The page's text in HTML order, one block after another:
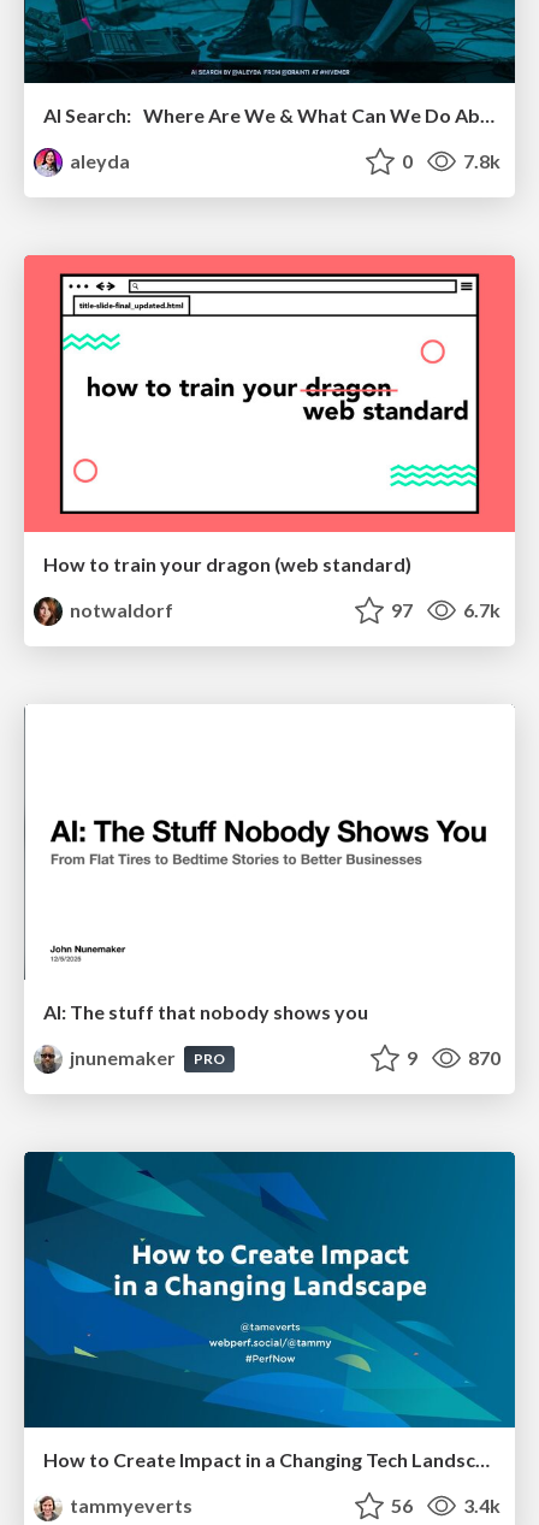
AI Search: Where Are We & What Can We Do About It?
aleyda
0 7.8k
How to train your dragon (web standard)
notwaldorf
97 6.7k
AI: The stuff that nobody shows you
jnunemaker
PRO 9 870
How to Create Impact in a Changing Tech Landscape [PerfNow 2023]
tammyeverts
56 3.4k